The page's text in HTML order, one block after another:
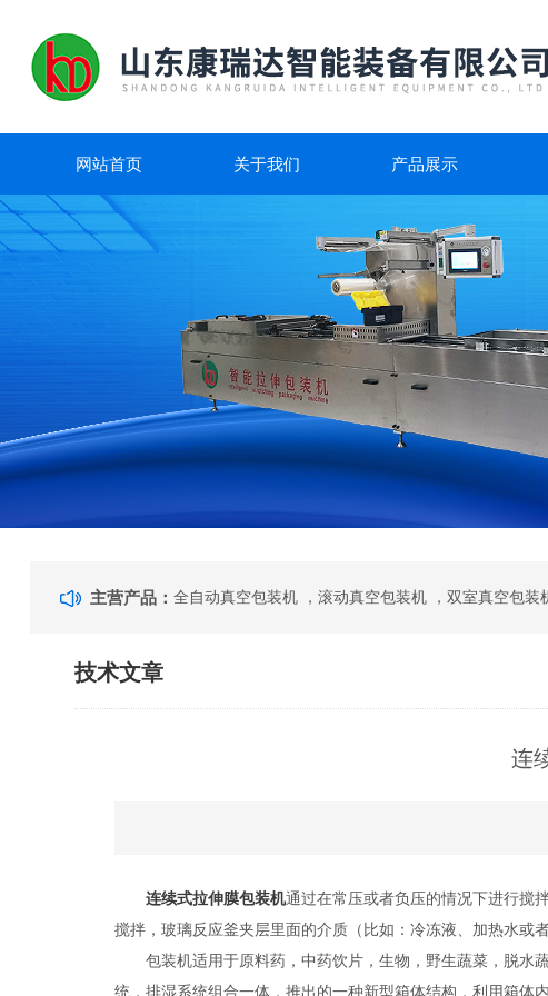
网站首页 关于我们 产品展示
主营产品：
技术文章
连
连续式拉伸膜包装机通过在常压或者负压的情况下进行搅
搅拌，玻璃反应釜夹层里面的介质（比如：冷冻液、加热水或
包装机适用于原料药，中药饮片，生物，野生蔬菜，脱水蔬
统，排湿系统组合一体，推出的一种新型箱体结构，利用箱体